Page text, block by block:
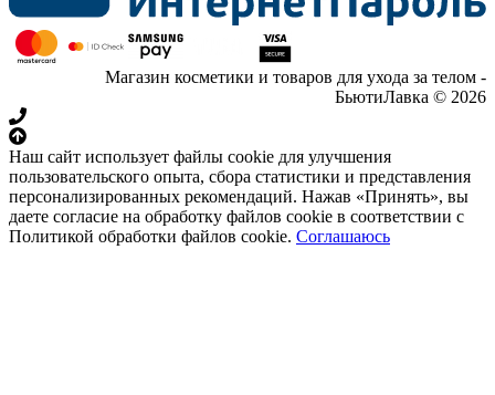
Магазин косметики и товаров для ухода за телом -
БьютиЛавка © 2026
Наш сайт использует файлы cookie для улучшения
пользовательского опыта, сбора статистики и представления
персонализированных рекомендаций. Нажав «Принять», вы
даете согласие на обработку файлов cookie в соответствии с
Политикой обработки файлов cookie. Соглашаюсь